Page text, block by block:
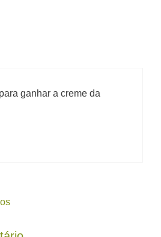
ganhar a creme da